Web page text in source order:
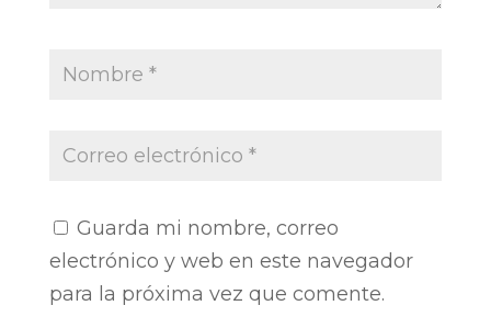
Guarda mi nombre, correo
electrónico y web en este navegador
para la próxima vez que comente.